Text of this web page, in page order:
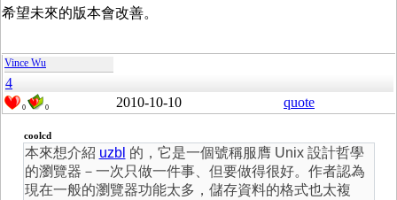
希望未來的版本會改善。
Vince Wu
4
0 0 2010-10-10 quote
coolcd
本來想介紹 uzbl 的，它是一個號稱服膺 Unix 設計哲學
的瀏覽器－一次只做一件事、但要做得很好。作者認為
現在一般的瀏覽器功能太多，儲存資料的格式也太複